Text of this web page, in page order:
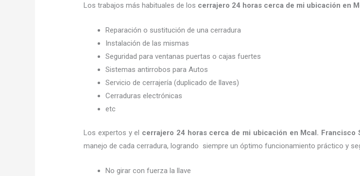
Los trabajos más habituales de los cerrajero 24 horas cerca de mi ubicación en
Reparación o sustitución de una cerradura
Instalación de las mismas
Seguridad para ventanas puertas o cajas fuertes
Sistemas antirrobos para Autos
Servicio de cerrajería (duplicado de llaves)
Cerraduras electrónicas
etc
Los expertos y el cerrajero 24 horas cerca de mi ubicación en Mcal. Francisco
manejo de cada cerradura, logrando siempre un óptimo funcionamiento práctico y
No girar con fuerza la llave